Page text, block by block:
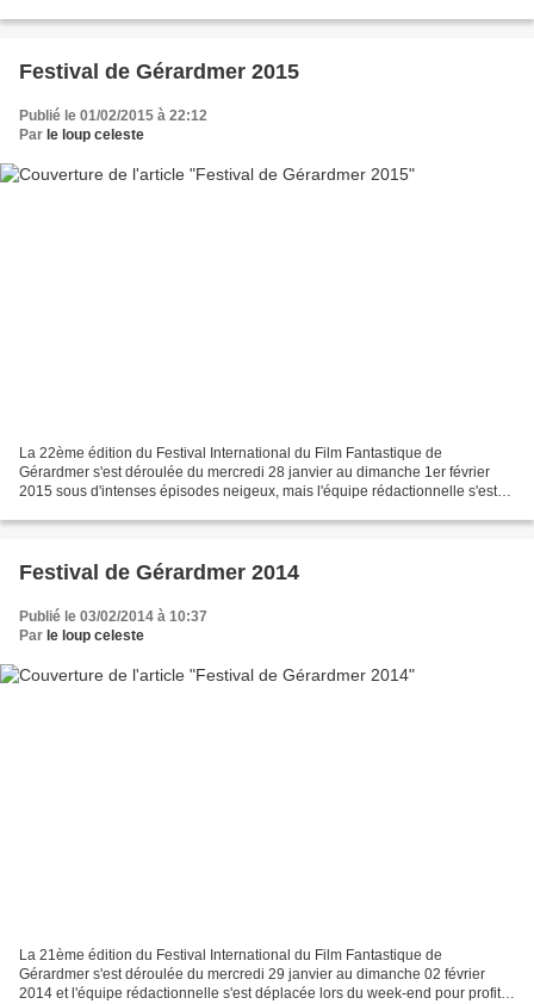
Festival de Gérardmer 2015
Publié le 01/02/2015 à 22:12
Par le loup celeste
La 22ème édition du Festival International du Film Fantastique de
Gérardmer s'est déroulée du mercredi 28 janvier au dimanche 1er février
2015 sous d'intenses épisodes neigeux, mais l'équipe rédactionnelle s'est
Festival de Gérardmer 2014
Publié le 03/02/2014 à 10:37
Par le loup celeste
La 21ème édition du Festival International du Film Fantastique de
Gérardmer s'est déroulée du mercredi 29 janvier au dimanche 02 février
2014 et l'équipe rédactionnelle s'est déplacée lors du week-end pour profiter